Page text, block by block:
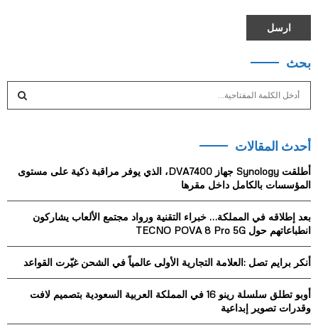
بحث
c
h
f
:
A
H
أحدث المقالات
أطلقت Synology جهاز DVA7400، الذي يوفر مراقبة ذكية على مستوى
المؤسسات بالكامل داخل مقرها
بعد إطلاقه في المملكة… خبراء التقنية ورواد مجتمع الألعاب يشاركون
انطباعاتهم حول TECNO POVA 8 Pro 5G
أنكر برايم تصل :العلامة التجارية الأولى عالمياً في الشحن غيّرت القواعد
أوبو تطلق سلسلة رينو 16 في المملكة العربية السعودية بتصميم لافت
وقدرات تصوير إبداعية